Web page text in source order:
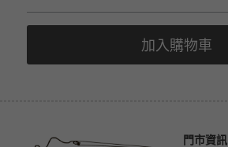
加入購物車
門市資訊